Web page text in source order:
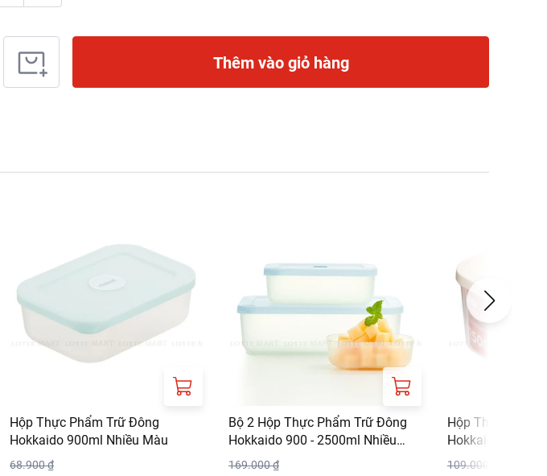
Thêm vào giỏ hàng
Hộp Thực Phẩm Trữ Đông
Hokkaido 900ml Nhiều Màu
68.900 ₫
Bộ 2 Hộp Thực Phẩm Trữ Đông
Hokkaido 900 - 2500ml Nhiều
Màu
169.000 ₫
Hộp Thực Phẩm
Hokkaido
109.000 ₫